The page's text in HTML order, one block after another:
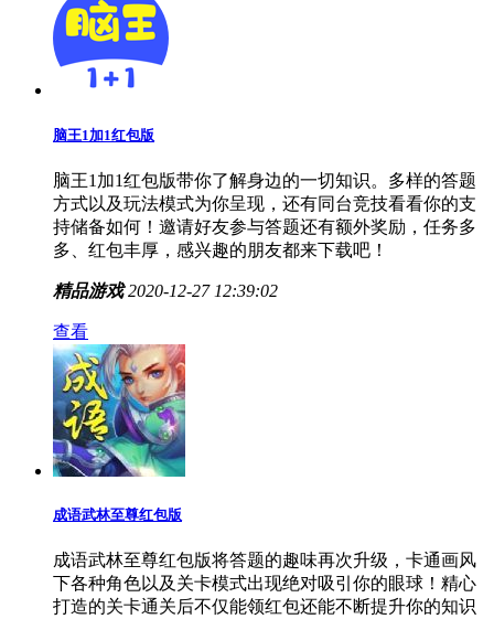
脑王1加1红包版
脑王1加1红包版带你了解身边的一切知识。多样的答题
方式以及玩法模式为你呈现，还有同台竞技看看你的支
持储备如何！邀请好友参与答题还有额外奖励，任务多
多、红包丰厚，感兴趣的朋友都来下载吧！
精品游戏 2020-12-27 12:39:02
查看
成语武林至尊红包版
成语武林至尊红包版将答题的趣味再次升级，卡通画风
下各种角色以及关卡模式出现绝对吸引你的眼球！精心
打造的关卡通关后不仅能领红包还能不断提升你的知识